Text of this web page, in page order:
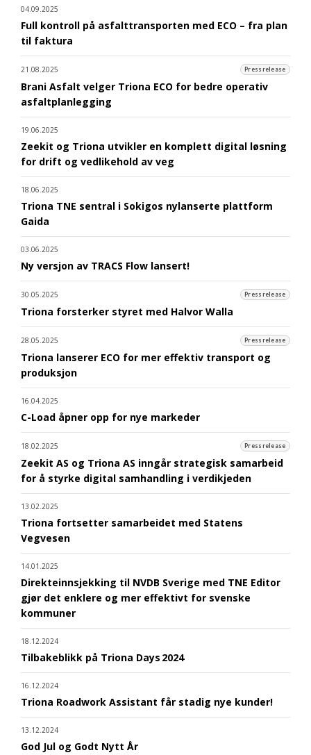
04.09.2025
Full kontroll på asfalttransporten med ECO – fra plan
til faktura
21.08.2025 Pressrelease
Brani Asfalt velger Triona ECO for bedre operativ
asfaltplanlegging
19.06.2025
Zeekit og Triona utvikler en komplett digital løsning
for drift og vedlikehold av veg
18.06.2025
Triona TNE sentral i Sokigos nylanserte plattform
Gaida
03.06.2025
Ny versjon av TRACS Flow lansert!
30.05.2025 Pressrelease
Triona forsterker styret med Halvor Walla
28.05.2025 Pressrelease
Triona lanserer ECO for mer effektiv transport og
produksjon
16.04.2025
C-Load åpner opp for nye markeder
18.02.2025 Pressrelease
Zeekit AS og Triona AS inngår strategisk samarbeid
for å styrke digital samhandling i verdikjeden
13.02.2025
Triona fortsetter samarbeidet med Statens
Vegvesen
14.01.2025
Direkteinnsjekking til NVDB Sverige med TNE Editor
gjør det enklere og mer effektivt for svenske
kommuner
18.12.2024
Tilbakeblikk på Triona Days 2024
16.12.2024
Triona Roadwork Assistant får stadig nye kunder!
13.12.2024
God Jul og Godt Nytt År